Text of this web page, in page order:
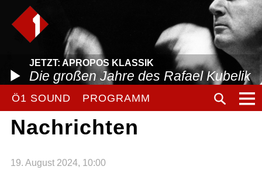
JETZT: APROPOS KLASSIK
Die großen Jahre des Rafael Kubelik
Ö1 SOUND PROGRAMM
Nachrichten
19. August 2024, 10:00